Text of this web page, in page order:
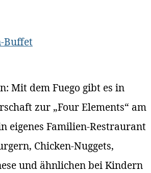
Mit dem Fuego gibt es in
zur „Four Elements“ am
eigenes Familien-Restraurant
Chicken-Nuggets,
und ähnlichen bei Kindern